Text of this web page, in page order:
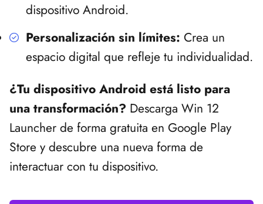
dispositivo Android.
Personalización sin límites: Crea un
espacio digital que refleje tu individualidad.
¿Tu dispositivo Android está listo para
una transformación? Descarga Win 12
Launcher de forma gratuita en Google Play
Store y descubre una nueva forma de
interactuar con tu dispositivo.